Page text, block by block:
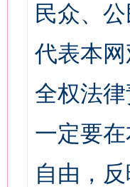
民众、
代表本
全权法
一定要
自由，